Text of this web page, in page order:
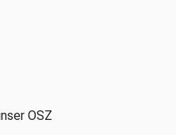
OSZ